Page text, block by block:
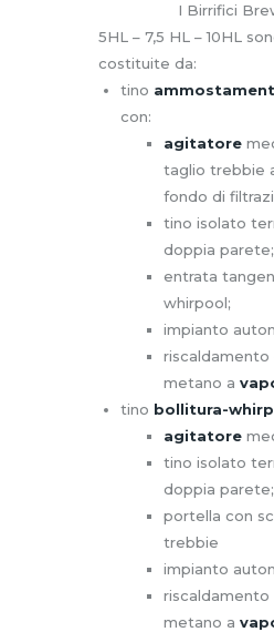
I Birrifici
5HL – 7,5 HL – 10HL
costituite da:
tino
con:
agitatore
taglio trebbie
fondo di
tino isolato
doppia parete;
entrata
whirpool;
impianto
metano a
tino bollitura-
agitatore
tino isolato
doppia parete;
portella con
trebbie
impianto
metano a